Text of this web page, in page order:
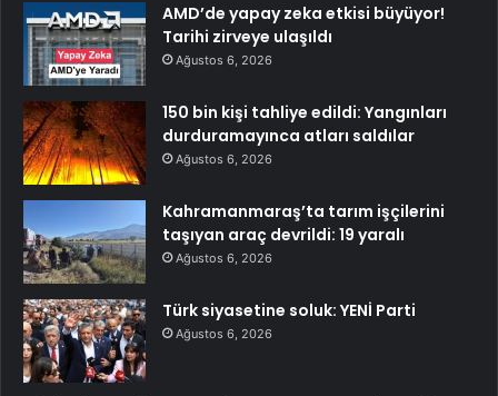
AMD’de yapay zeka etkisi büyüyor!
Tarihi zirveye ulaşıldı
Ağustos 6, 2026
150 bin kişi tahliye edildi: Yangınları
durduramayınca atları saldılar
Ağustos 6, 2026
Kahramanmaraş’ta tarım işçilerini
taşıyan araç devrildi: 19 yaralı
Ağustos 6, 2026
Türk siyasetine soluk: YENİ Parti
Ağustos 6, 2026